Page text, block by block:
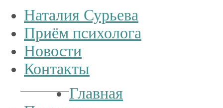
Наталия Сурьева
Приём психолога
Новости
Контакты
Главная